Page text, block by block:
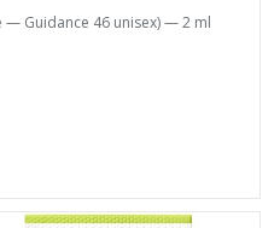
— Guidance 46 unisex) — 2 ml